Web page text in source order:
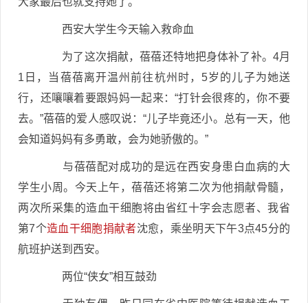
西安大学生今天输入救命血
为了这次捐献，蓓蓓还特地把身体补了补。4月
1日，当蓓蓓离开温州前往杭州时，5岁的儿子为她送
行，还嚷嚷着要跟妈妈一起来：“打针会很疼的，你不要
去。”蓓蓓的爱人感叹说：“儿子毕竟还小。总有一天，他
会知道妈妈有多勇敢，会为她骄傲的。”
与蓓蓓配对成功的是远在西安身患白血病的大
学生小周。今天上午，蓓蓓还将第二次为他捐献骨髓，
两次所采集的造血干细胞将由省红十字会志愿者、我省
第7个造血干细胞捐献者沈愈，乘坐明天下午3点45分的
航班护送到西安。
两位“侠女”相互鼓劲